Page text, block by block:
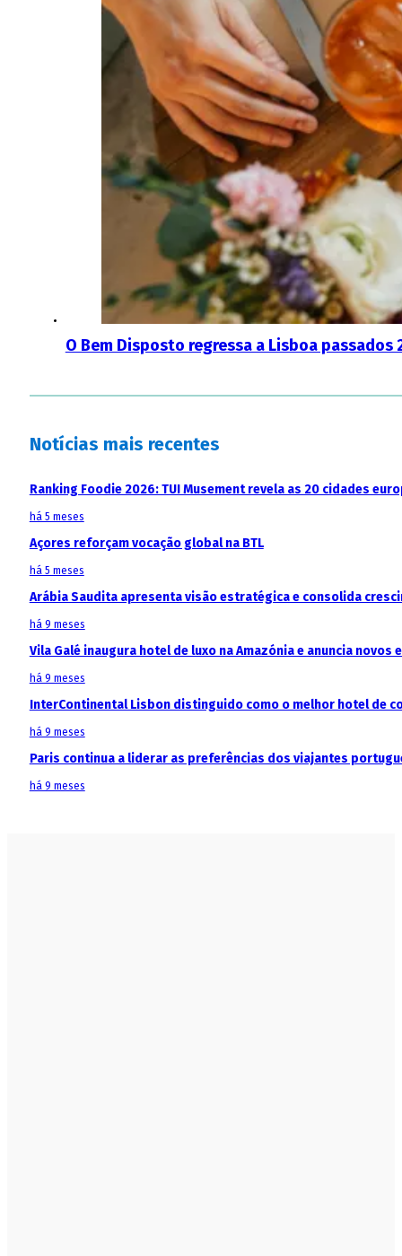
O Bem Disposto regressa a Lisboa passados
Notícias mais recentes
Ranking Foodie 2026: TUI Musement revela as 20 cidades
há 5 meses
Açores reforçam vocação global na BTL
há 5 meses
Arábia Saudita apresenta visão estratégica e consolida
há 9 meses
Vila Galé inaugura hotel de luxo na Amazónia e anuncia
há 9 meses
InterContinental Lisbon distinguido como o melhor hotel de
há 9 meses
Paris continua a liderar as preferências dos viajantes
há 9 meses